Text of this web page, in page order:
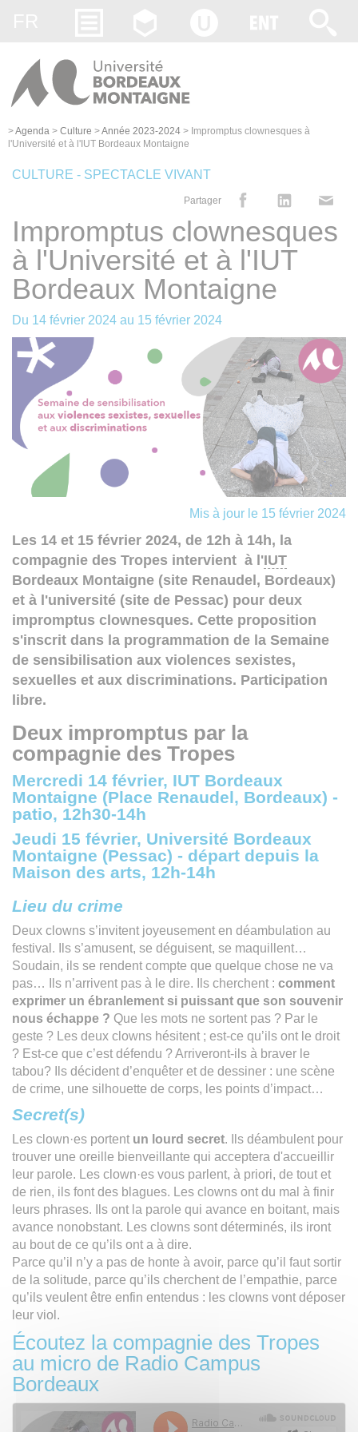
>Agenda > Culture >Année 2023-2024 > Impromptus clownesques à
l'Université et à l'IUT Bordeaux Montaigne
CULTURE - SPECTACLE VIVANT
Partager
Impromptus clownesques
à l'Université et à l'IUT
Bordeaux Montaigne
Du 14 février 2024 au 15 février 2024
Mis à jour le 15 février 2024
Les 14 et 15 février 2024, de 12h à 14h, la
compagnie des Tropes intervient à l'IUT
Bordeaux Montaigne (site Renaudel, Bordeaux)
et à l'université (site de Pessac) pour deux
impromptus clownesques. Cette proposition
s'inscrit dans la programmation de la Semaine
de sensibilisation aux violences sexistes,
sexuelles et aux discriminations. Participation
libre.
Deux impromptus par la
compagnie des Tropes
Mercredi 14 février, IUT Bordeaux
Montaigne (Place Renaudel, Bordeaux) -
patio, 12h30-14h
Jeudi 15 février, Université Bordeaux
Montaigne (Pessac) - départ depuis la
Maison des arts, 12h-14h
Lieu du crime
Deux clowns s’invitent joyeusement en déambulation au
festival. Ils s’amusent, se déguisent, se maquillent…
Soudain, ils se rendent compte que quelque chose ne va
pas… Ils n’arrivent pas à le dire. Ils cherchent : comment
exprimer un ébranlement si puissant que son souvenir
nous échappe ? Que les mots ne sortent pas ? Par le
geste ? Les deux clowns hésitent ; est-ce qu’ils ont le droit
? Est-ce que c’est défendu ? Arriveront-ils à braver le
tabou? Ils décident d’enquêter et de dessiner : une scène
de crime, une silhouette de corps, les points d’impact…
Secret(s)
Les clown·es portent un lourd secret. Ils déambulent pour
trouver une oreille bienveillante qui acceptera d'accueillir
leur parole. Les clown·es vous parlent, à priori, de tout et
de rien, ils font des blagues. Les clowns ont du mal à finir
leurs phrases. Ils ont la parole qui avance en boitant, mais
avance nonobstant. Les clowns sont déterminés, ils iront
au bout de ce qu’ils ont a à dire.
Parce qu’il n’y a pas de honte à avoir, parce qu’il faut sortir
de la solitude, parce qu’ils cherchent de l’empathie, parce
qu’ils veulent être enfin entendus : les clowns vont déposer
leur viol.
Écoutez la compagnie des Tropes
au micro de Radio Campus
Bordeaux